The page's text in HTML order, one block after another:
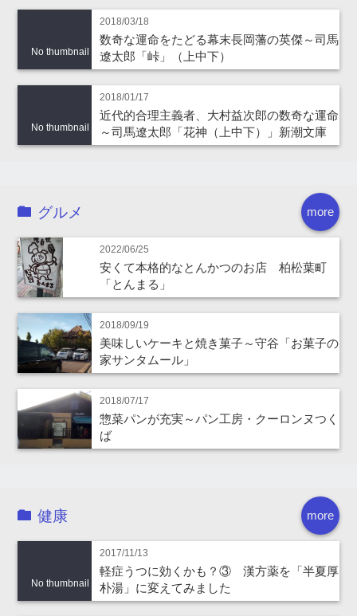
No thumbnail
2018/03/18
数奇な運命をたどる幕末長岡藩の英傑～司馬
遼太郎「峠」（上中下）
No thumbnail
2018/01/17
近代的合理主義者、大村益次郎の数奇な運命
～司馬遼太郎「花神（上中下）」新潮文庫
more
グルメ
2022/06/25
安くて本格的なとんかつのお店 柏松葉町
「とんまる」
2018/09/19
美味しいケーキと焼き菓子～守谷「お菓子の
家サンタムール」
2018/07/17
惣菜パンが充実～パン工房・クーロンヌつく
ば
more
健康
No thumbnail
2017/11/13
軽症うつに効くかも？③ 漢方薬を「半夏厚
朴湯」に変えてみました